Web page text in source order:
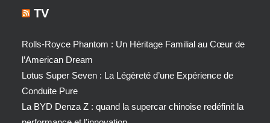
TV
Rolls-Royce Phantom : Un Héritage Familial au Cœur de
l’American Dream
Lotus Super Seven : La Légèreté d’une Expérience de
Conduite Pure
La BYD Denza Z : quand la supercar chinoise redéfinit la